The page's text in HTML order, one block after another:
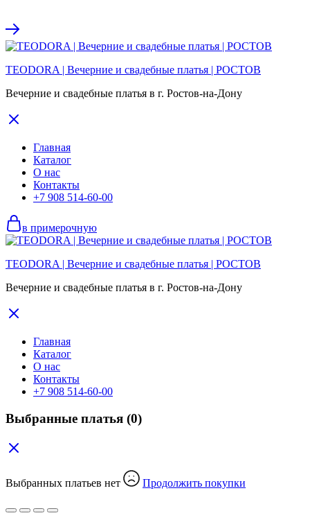
TEODORA | Вечерние и свадебные платья | РОСТОВ
Вечерние и свадебные платья в г. Ростов-на-Дону
Главная
Каталог
О нас
Контакты
+7 908 514-60-00
в примерочную
TEODORA | Вечерние и свадебные платья | РОСТОВ
Вечерние и свадебные платья в г. Ростов-на-Дону
Главная
Каталог
О нас
Контакты
+7 908 514-60-00
Выбранные платья (0)
Выбранных платьев нет Продолжить покупки